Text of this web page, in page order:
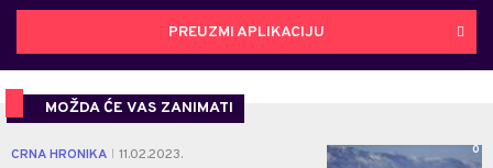
PREUZMI APLIKACIJU
MOŽDA ĆE VAS ZANIMATI
CRNA HRONIKA 11.02.2023. 0